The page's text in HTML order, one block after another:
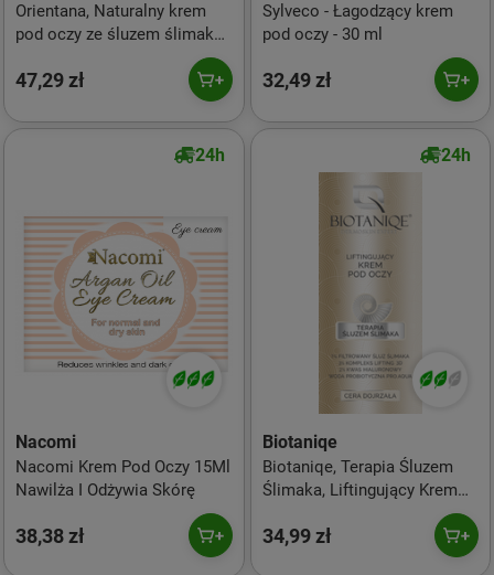
Orientana, Naturalny krem
pod oczy ze śluzem ślimaka,
47,29 zł
Sylveco - Łagodzący krem
pod oczy - 30 ml
32,49 zł
24h
Nacomi
Nacomi Krem Pod Oczy 15Ml
Nawilża I Odżywia Skórę
38,38 zł
24h
Biotaniqe
Biotaniqe, Terapia Śluzem
Ślimaka, Liftingujący Krem
34,99 zł